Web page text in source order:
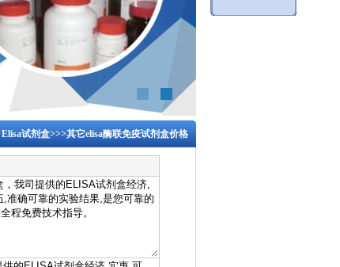
Elisa试剂盒>>>其它elisa酶联免疫试剂盒价格